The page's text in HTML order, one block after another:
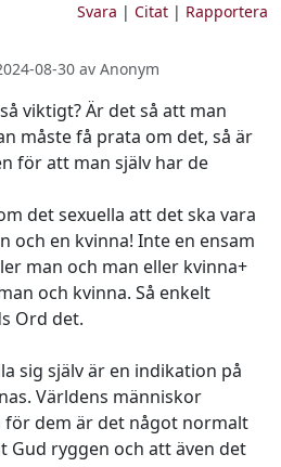
Svara | Citat| Rapportera
08-30 av Anonym
viktigt? Är det så att man
måste få prata om det, så är
för att man själv har de
det sexuella att det ska vara
och en kvinna! Inte en ensam
man och man eller kvinna+
och kvinna. Så enkelt
Ord det.
sig själv är en indikation på
Världens människor
för dem är det något normalt
Gud ryggen och att även det